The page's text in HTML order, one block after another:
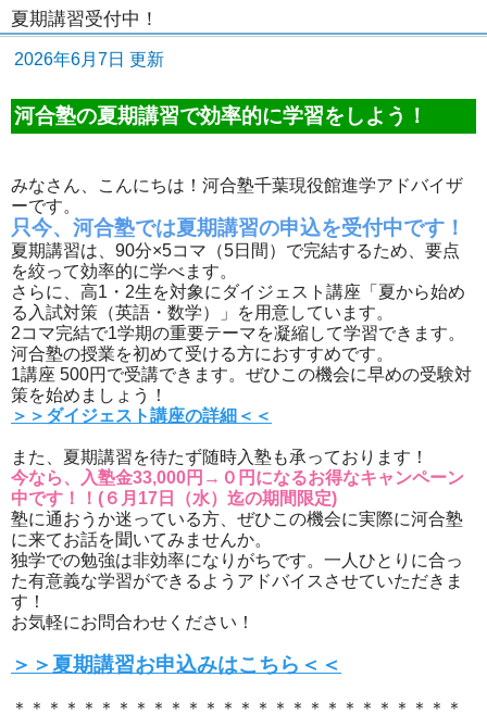
夏期講習受付中！
2026年6月7日 更新
河合塾の夏期講習で効率的に学習をしよう！
みなさん、こんにちは！河合塾千葉現役館進学アドバイザ
ーです。
只今、河合塾では夏期講習の申込を受付中です！
夏期講習は、90分×5コマ（5日間）で完結するため、要点
を絞って効率的に学べます。
さらに、高1・2生を対象にダイジェスト講座「夏から始め
る入試対策（英語・数学）」を用意しています。
2コマ完結で1学期の重要テーマを凝縮して学習できます。
河合塾の授業を初めて受ける方におすすめです。
1講座 500円で受講できます。ぜひこの機会に早めの受験対
策を始めましょう！
＞＞ダイジェスト講座の詳細＜＜
また、夏期講習を待たず随時入塾も承っております！
今なら、入塾金33,000円→０円になるお得なキャンペーン
中です！！(６月17日（水）迄の期間限定)
塾に通おうか迷っている方、ぜひこの機会に実際に河合塾
に来てお話を聞いてみませんか。
独学での勉強は非効率になりがちです。一人ひとりに合っ
た有意義な学習ができるようアドバイスさせていただきま
す！
お気軽にお問合わせください！
＞＞夏期講習お申込みはこちら＜＜
＊＊＊＊＊＊＊＊＊＊＊＊＊＊＊＊＊＊＊＊＊＊＊＊＊＊